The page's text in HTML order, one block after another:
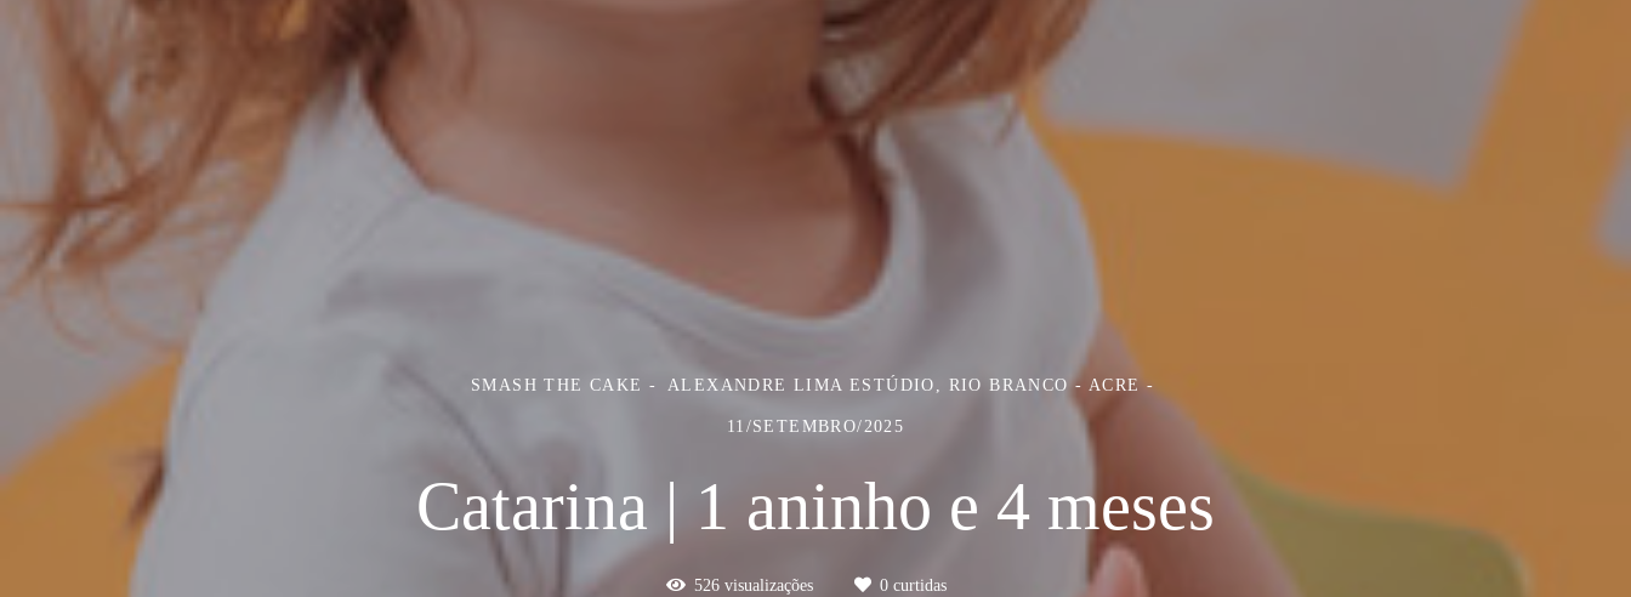
SMASH THE CAKE ALEXANDRE LIMA ESTÚDIO, RIO BRANCO - ACRE
11/SETEMBRO/2025
Catarina | 1 aninho e 4 meses
526 visualizações 0 curtidas